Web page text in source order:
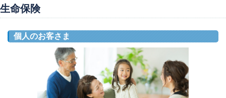
生命保険
個人のお客さま